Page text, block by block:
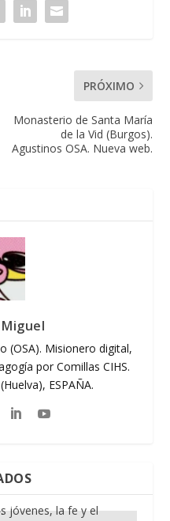
PRÓXIMO
Monasterio de Santa María
de la Vid (Burgos).
Agustinos OSA. Nueva web.
Miguel
(OSA). Misionero digital,
por Comillas CIHS.
ESPAÑA.